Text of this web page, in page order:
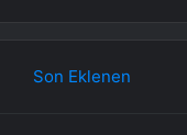
Son Eklenen